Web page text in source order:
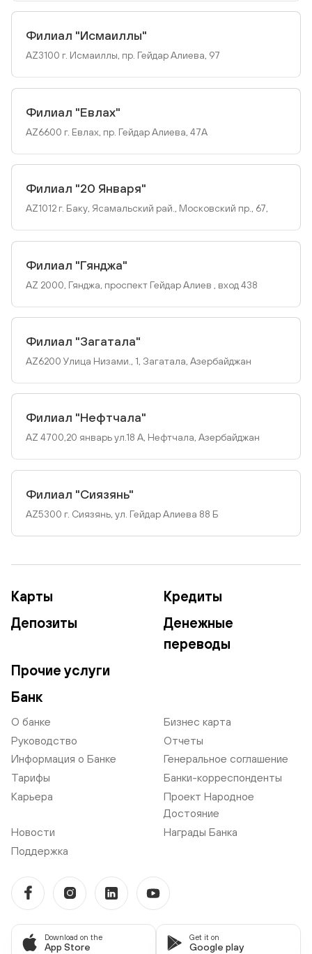
Филиал "Исмаиллы"
AZ3100 г. Исмаиллы, пр. Гейдар Алиева, 97
Филиал "Евлах"
AZ6600 г. Евлах, пр. Гейдар Алиева, 47A
Филиал "20 Января"
AZ1012 г. Баку, Ясамальский рай., Московский пр., 67,
Филиал "Гянджа"
AZ 2000, Гянджа, проспект Гейдар Алиев , вход 438
Филиал "Загатала"
AZ6200 Улица Низами., 1, Загатала, Азербайджан
Филиал "Нефтчала"
AZ 4700,20 январь ул.18 А, Нефтчала, Азербайджан
Филиал "Сиязянь"
AZ5300 г. Сиязянь, ул. Гейдар Алиева 88 Б
Карты
Кредиты
Депозиты
Денежные
переводы
Прочие услуги
Банк
О банке
Бизнес карта
Руководство
Отчеты
Информация о Банке
Генеральное соглашение
Тарифы
Банки-корреспонденты
Карьера
Проект Народное
Достояние
Новости
Награды Банка
Поддержка
Download on the
App Store
Get it on
Google play